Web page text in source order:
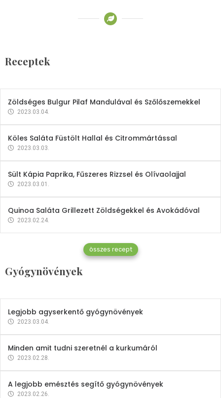
Receptek
2023.03.06.
Zöldséges Bulgur Pilaf Mandulával és Szőlőszemekkel
2023.03.04.
Köles Saláta Füstölt Hallal és Citrommártással
2023.03.03.
Sült Kápia Paprika, Fűszeres Rizzsel és Olívaolajjal
2023.03.01.
Quinoa Saláta Grillezett Zöldségekkel és Avokádóval
2023.02.24.
összes recept
Gyógynövények
Gyógynövények
Mindent a petrezselyemről
2023.12.21.
Legjobb agyserkentő gyógynövények
2023.03.04.
Minden amit tudni szeretnél a kurkumáról
2023.02.28.
A legjobb emésztés segítő gyógynövények
2023.02.26.